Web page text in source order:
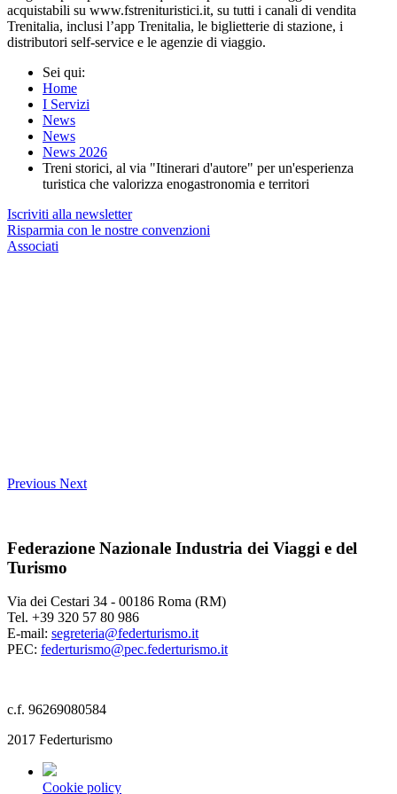
acquistabili su www.fstrenituristici.it, su tutti i canali di vendita
Trenitalia, inclusi l’app Trenitalia, le biglietterie di stazione, i
distributori self-service e le agenzie di viaggio.
Sei qui:
Home
I Servizi
News
News
News 2026
Treni storici, al via "Itinerari d'autore" per un'esperienza
turistica che valorizza enogastronomia e territori
Iscriviti alla newsletter
Risparmia con le nostre convenzioni
Associati
Previous Next
Federazione Nazionale Industria dei Viaggi e del
Turismo
Via dei Cestari 34 - 00186 Roma (RM)
Tel. +39 320 57 80 986
E-mail: segreteria@federturismo.it
PEC: federturismo@pec.federturismo.it
c.f. 96269080584
2017 Federturismo
Cookie policy